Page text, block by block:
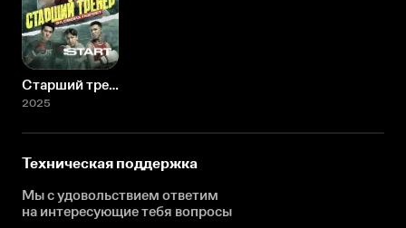
Старший тренер
2025
Техническая поддержка
Мы с удовольствием ответим
на интересующиетебя вопросы